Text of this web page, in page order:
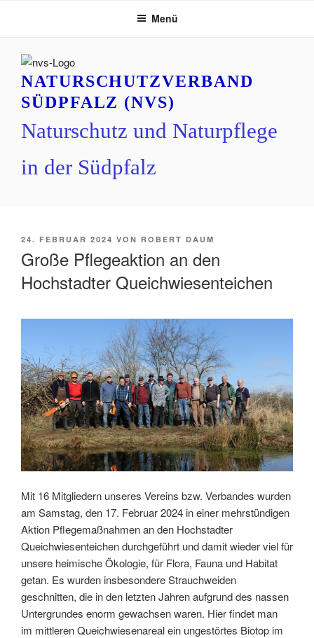
NATURSCHUTZVERBAND
SÜDPFALZ (NVS)
Naturschutz und Naturpflege
in der Südpfalz
Menü
VERÖFFENTLICHT
24. FEBRUAR 2024 VON ROBERT DAUM
Große Pflegeaktion an den
Hochstadter Queichwiesenteichen
Mit 16 Mitgliedern unseres Vereins bzw. Verbandes wurden
am Samstag, den 17. Februar 2024 in einer mehrstündigen
Aktion Pflegemaßnahmen an den Hochstadter
Queichwiesenteichen durchgeführt und damit wieder viel für
unsere heimische Ökologie, für Flora, Fauna und Habitat
getan. Es wurden insbesondere Strauchweiden
geschnitten, die in den letzten Jahren aufgrund des nassen
Untergrundes enorm gewachsen waren. Hier findet man
im mittleren Queichwiesenareal ein ungestörtes Biotop im